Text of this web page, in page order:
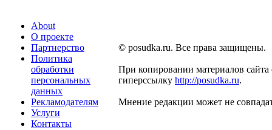
About
О проекте
Партнерство
Политика
обработки
персональных
данных
Рекламодателям
Услуги
Контакты
© posudka.ru. Все права защищены.
При копировании материалов сайта
гиперссылку http://posudka.ru.
Мнение редакции может не